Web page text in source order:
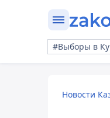
#Выборы в
Новости